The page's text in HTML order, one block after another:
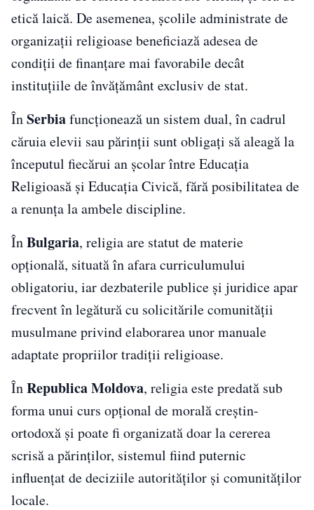
etică laică. De asemenea, școlile administrate de
organizații religioase beneficiază adesea de
condiții de finanțare mai favorabile decât
instituțiile de învățământ exclusiv de stat.
ÎnSerbiafuncționează un sistem dual, în cadrul
căruia elevii sau părinții sunt obligați să aleagă la
începutul fiecărui an școlar între Educația
Religioasă și Educația Civică, fără posibilitatea de
a renunța la ambele discipline.
ÎnBulgaria, religia are statut de materie
opțională, situată în afara curriculumului
obligatoriu, iar dezbaterile publice și juridice apar
frecvent în legătură cu solicitările comunității
musulmane privind elaborarea unor manuale
adaptate propriilor tradiții religioase.
ÎnRepublica Moldova, religia este predată sub
forma unui curs opțional de morală creștin-
ortodoxă și poate fi organizată doar la cererea
scrisă a părinților, sistemul fiind puternic
influențat de deciziile autorităților și comunităților
locale.